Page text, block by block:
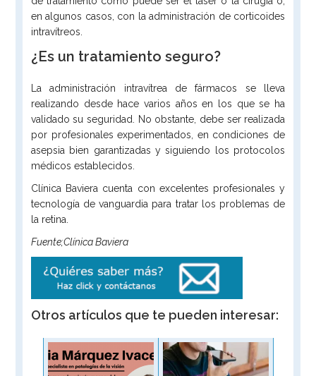
en algunos casos, con la administración de corticoides
intravítreos.
¿Es un tratamiento seguro?
La administración intravítrea de fármacos se lleva
realizando desde hace varios años en los que se ha
validado su seguridad. No obstante, debe ser realizada
por profesionales experimentados, en condiciones de
asepsia bien garantizadas y siguiendo los protocolos
médicos establecidos.
Clínica Baviera cuenta con excelentes profesionales y
tecnología de vanguardia para tratar los problemas de
la retina.
Fuente;Clínica Baviera
Otros artículos que te pueden interesar: